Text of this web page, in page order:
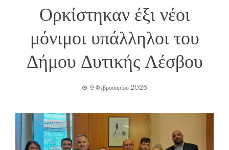
Ορκίστηκαν έξι νέοι
μόνιμοι υπάλληλοι του
Δήμου Δυτικής Λέσβου
9 Φεβρουαρίου 2026